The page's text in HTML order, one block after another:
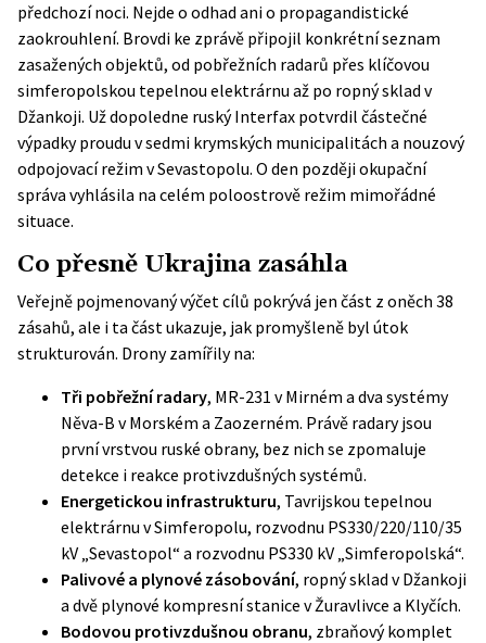
předchozí noci. Nejde o odhad ani o propagandistické
zaokrouhlení. Brovdi ke zprávě připojil konkrétní seznam
zasažených objektů, od pobřežních radarů přes klíčovou
simferopolskou tepelnou elektrárnu až po ropný sklad v
Džankoji. Už dopoledne ruskýInterfax potvrdil částečné
výpadky proudu v sedmi krymských municipalitách a nouzový
odpojovací režim v Sevastopolu. O den později okupační
správa vyhlásila na celém poloostrově režim mimořádné
situace.
Co přesně Ukrajina zasáhla
Veřejně pojmenovaný výčet cílů pokrývá jen část z oněch 38
zásahů, ale i ta část ukazuje, jak promyšleně byl útok
strukturován. Drony zamířily na:
Tři pobřežní radary, MR-231 v Mirném a dva systémy
Něva-B v Morském a Zaozerném. Právě radary jsou
první vrstvou ruské obrany, bez nich se zpomaluje
detekce i reakce protivzdušných systémů.
Energetickou infrastrukturu, Tavrijskou tepelnou
elektrárnu v Simferopolu, rozvodnu PS330/220/110/35
kV „Sevastopol“ a rozvodnu PS330 kV „Simferopolská“.
Palivové a plynové zásobování, ropný sklad v Džankoji
a dvě plynové kompresní stanice v Žuravlivce a Klyčích.
Bodovou protivzdušnou obranu, zbraňový komplet